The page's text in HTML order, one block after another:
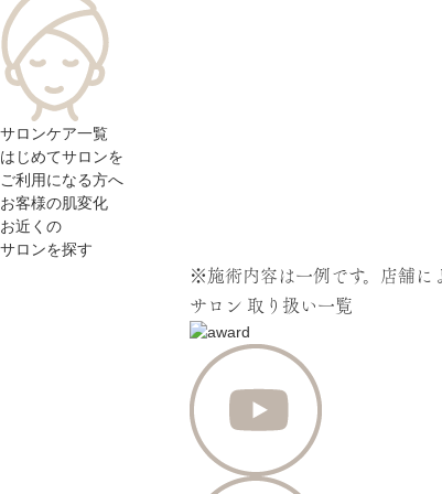
サロンケア一覧
はじめてサロンを
ご利用になる方へ
お客様の肌変化
お近くの
サロンを探す
※施術内容は一例です。店舗に
サロン 取り扱い一覧